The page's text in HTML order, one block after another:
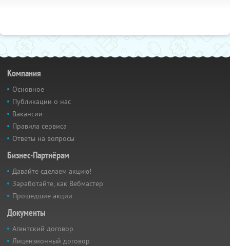
Компания
Основное
Публикации о нас
Вакансии
Правила сервиса
Ответы на вопросы
Бизнес-Партнёрам
Давайте сделаем акцию!
Заработайте, как Вебмастер
Прошедшие акции
Документы
Агентский договор
Лицензионный договор